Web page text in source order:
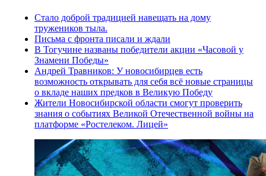
Стало доброй традицией навещать на дому
тружеников тыла.
Письма с фронта писали и ждали
В Тогучине названы победители акции «Часовой у
Знамени Победы»
Андрей Травников: У новосибирцев есть
возможность открывать для себя всё новые страницы
о вкладе наших предков в Великую Победу
Жители Новосибирской области смогут проверить
знания о событиях Великой Отечественной войны на
платформе «Ростелеком. Лицей»